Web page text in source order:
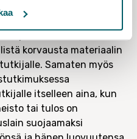
luopuminen
voisi käyttää materiaalia
korvausta materiaalin
Samaten myös
itselleen aina, kun
tai tulos on
suojaamaksi